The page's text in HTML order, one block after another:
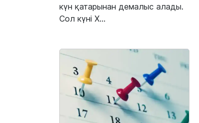
күн қатарынан демалыс алады.
Сол күні Х...